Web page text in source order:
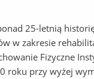
25-letnią
w zakresie
Fizyczne
roku przy wyżej